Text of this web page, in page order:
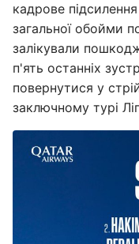
кадрове
загальної обойми
залікували
п'ять останніх
повернутися у
заключному турі